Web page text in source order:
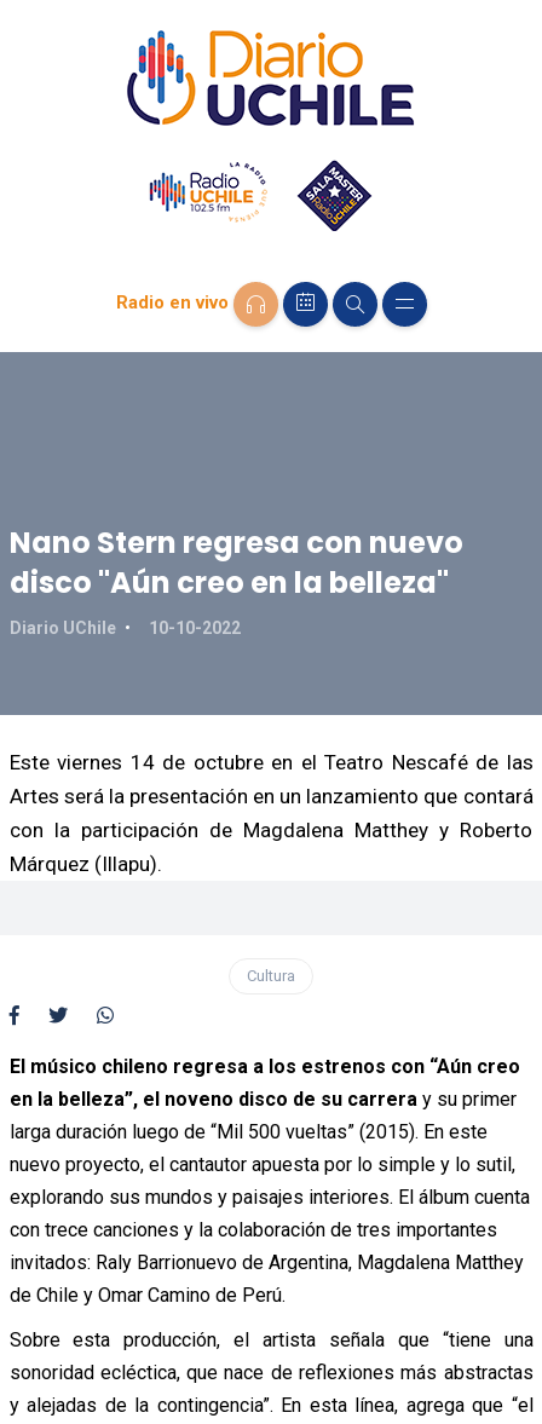
Radio en vivo
Nano Stern regresa con nuevo
disco "Aún creo en la belleza"
Diario UChile 10-10-2022
Este viernes 14 de octubre en el Teatro Nescafé de las
Artes será la presentación en un lanzamiento que contará
con la participación de Magdalena Matthey y Roberto
Márquez (Illapu).
Cultura
El músico chileno regresa a los estrenos con “Aún creo
en la belleza”, el noveno disco de su carrera y su primer
larga duración luego de “Mil 500 vueltas” (2015). En este
nuevo proyecto, el cantautor apuesta por lo simple y lo sutil,
explorando sus mundos y paisajes interiores. El álbum cuenta
con trece canciones y la colaboración de tres importantes
invitados: Raly Barrionuevo de Argentina, Magdalena Matthey
de Chile y Omar Camino de Perú.
Sobre esta producción, el artista señala que “tiene una
sonoridad ecléctica, que nace de reflexiones más abstractas
y alejadas de la contingencia”. En esta línea, agrega que “el